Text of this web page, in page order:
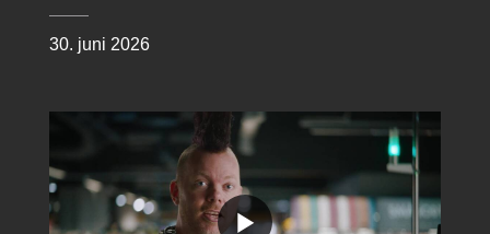
30. juni 2026